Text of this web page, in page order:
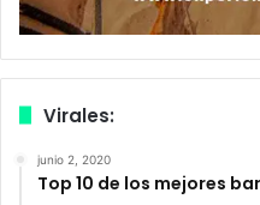
Virales:
junio 2, 2020
Top 10 de los mejores